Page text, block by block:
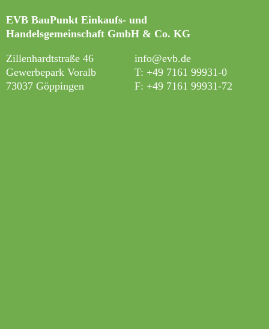
EVB BauPunkt Einkaufs- und
Handelsgemeinschaft GmbH & Co. KG
Zillenhardtstraße 46
Gewerbepark Voralb
73037 Göppingen
info@evb.de
T: +49 7161 99931-0
F: +49 7161 99931-72